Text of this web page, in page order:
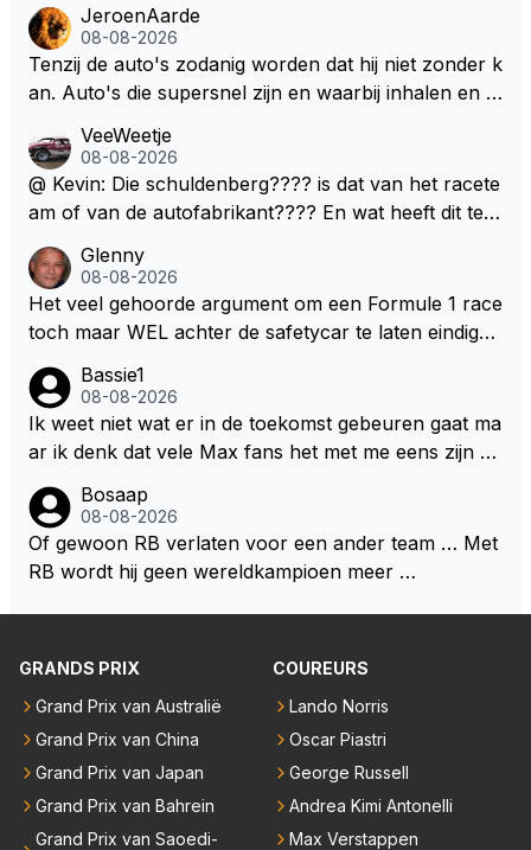
en zullen ben ik bang niet het gewenste effect hebb
en. Mocht het wel zo zijn dan zal het 3 jaar zijn, hoo
guit 5 jaar maar echt niet langer. Vergeet niet, hij hee
em meer plezier gebracht dan de F1 op dit moment.
JeroenAarde
08-08-2026
Tenzij de auto's zodanig worden dat hij niet zonder k
an. Auto's die supersnel zijn en waarbij inhalen en v
ronkende motoren en op de grenzen rijden van de
mogelijkheden. Het ouderwetse racen waarbij de ma
nnen en jongens verdeeld worden. Als deze auto's g
uden dan dat hij op dit moment beweerd. Dan kan hij
zijn talenten en uitzonderlijke klasse laten zien en he
eft daar enorm veel lol aan.
VeeWeetje
08-08-2026
@ Kevin: Die schuldenberg???? is dat van het racete
am of van de autofabrikant???? En wat heeft dit te
ert nu de spindoctor van newey geworden?? Eerlijk
gezegd snap ik de de kop én het artikel niet echt.
Glenny
08-08-2026
Het veel gehoorde argument om een Formule 1 race
toch maar WEL achter de safetycar te laten eindigen
dat men vreest voor een brandstof tekort. Kennelijk
rijden de teams met tot op de liter afgemeten peut...
Bassie1
08-08-2026
Ik weet niet wat er in de toekomst gebeuren gaat ma
ar ik denk dat vele Max fans het met me eens zijn da
zijn als Alonso samen met Max ergens in een vieren
twings uur race samen in een team zouden zitten. D
eze 2 coureurs zouden een fantastisch affiche zijn v
Bosaap
08-08-2026
Of gewoon RB verlaten voor een ander team … Met
RB wordt hij geen wereldkampioen meer …
GRANDS PRIX
Grand Prix van Australië
Grand Prix van China
Grand Prix van Japan
Grand Prix van Bahrein
Grand Prix van Saoedi-
COUREURS
Lando Norris
Oscar Piastri
George Russell
Andrea Kimi Antonelli
Max Verstappen